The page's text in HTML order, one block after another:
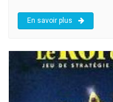
En savoir plus